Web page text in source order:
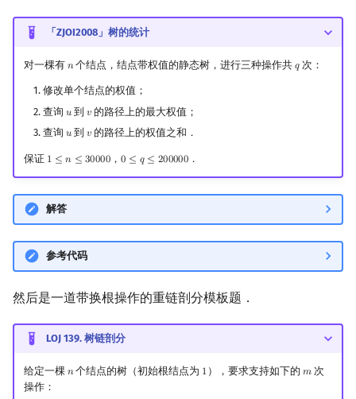
「ZJOI2008」树的统计
对一棵有 𝑛
n个结点，结点带权值的静态树，进行三种操作共𝑞
q次：
修改单个结点的权值；
查询 𝑢
u到 𝑣
v 的路径上的最大权值；
查询 𝑢
u到 𝑣
v 的路径上的权值之和．
保证 1 ≤ 𝑛 ≤ 30000
1≤n ≤30000 ，0 ≤ 𝑞 ≤ 200000
0 ≤q ≤200000 ．
解答
参考代码
然后是一道带换根操作的重链剖分模板题．
LOJ 139. 树链剖分
给定一棵 𝑛
n个结点的树（初始根结点为 1
1 ），要求支持如下的 𝑚
m次
操作：